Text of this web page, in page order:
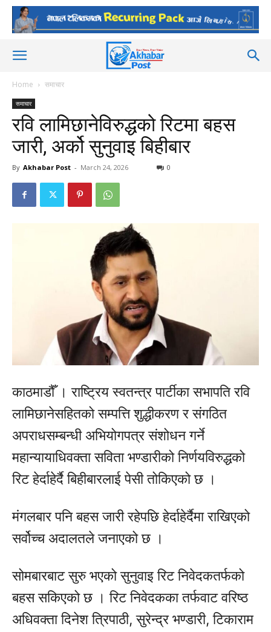
Home समाचार
समाचार
रवि लामिछानेविरुद्धको रिटमा बहस
जारी, अर्को सुनुवाइ बिहीबार
By Akhabar Post - March 24, 2026 0
काठमाडौँ । राष्ट्रिय स्वतन्त्र पार्टीका सभापति रवि
लामिछानेसहितको सम्पत्ति शुद्धीकरण र संगठित
अपराधसम्बन्धी अभियोगपत्र संशोधन गर्ने
महान्यायाधिवक्ता सविता भण्डारीको निर्णयविरुद्धको
रिट हेर्दाहेर्दै बिहीबारलाई पेसी तोकिएको छ ।
मंगलबार पनि बहस जारी रहेपछि हेर्दाहेर्दैमा राखिएको
सर्वोच्च अदालतले जनाएको छ ।
सोमबारबाट सुरु भएको सुनुवाइ रिट निवेदकतर्फको
बहस सकिएको छ । रिट निवेदकका तर्फवाट वरिष्ठ
अधिवक्ता दिनेश त्रिपाठी, सुरेन्द्र भण्डारी, टिकाराम